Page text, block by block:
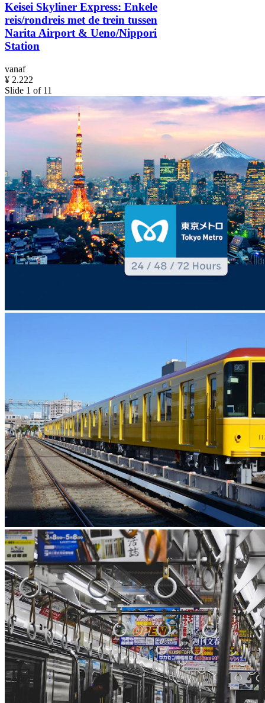
Keisei Skyliner Express: Enkele
reis/rondreis met de trein tussen
Narita Airport & Ueno/Nippori
Station
vanaf
¥ 2.222
Slide 1 of 11